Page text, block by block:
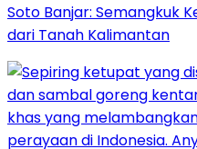
Soto Banjar: Semangkuk
dari Tanah Kalimantan